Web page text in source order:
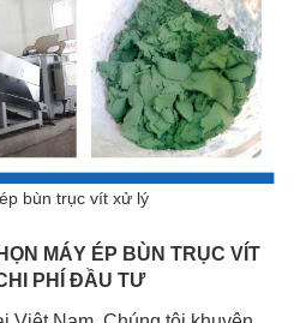
bùn trục vít xử lý
MÁY ÉP BÙN TRỤC VÍT
PHÍ ĐẦU TƯ